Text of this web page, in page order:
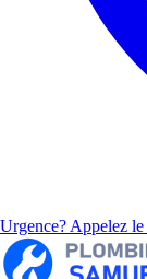
Urgence? Appelez le